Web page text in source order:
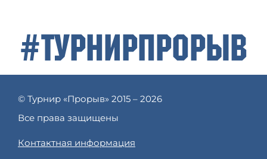
#ТурнирПрорыв
© Турнир «Прорыв» 2015 – 2026
Все права защищены
Контактная информация